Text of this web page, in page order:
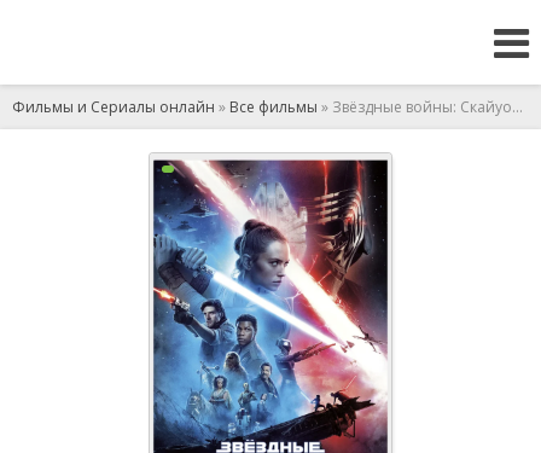
Фильмы и Сериалы онлайн » Все фильмы » Звёздные войны: Скайуокер. Восход